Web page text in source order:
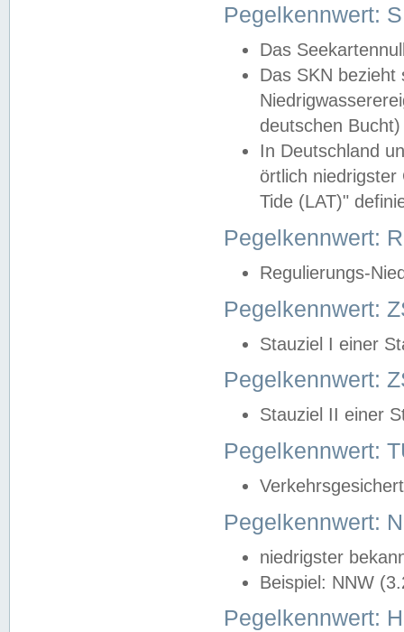
Pegelkennwert:
Das
Das SKN
deutschen
In Deutschland
örtlich
Tide (LAT)"
Pegelkennwert:
Regulierungs-
Pegelkennwert:
Stauziel I einer
Pegelkennwert:
Stauziel II einer
Pegelkennwert:
Pegelkennwert:
niedrigster
Beispiel: NNW
Pegelkennwert: